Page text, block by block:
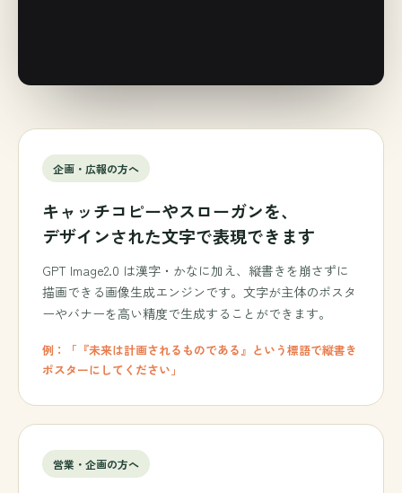
企画・広報の方へ
キャッチコピーやスローガンを、
デザインされた文字で表現できます
GPT Image2.0 は漢字・かなに加え、縦書きを崩さずに
描画できる画像生成エンジンです。文字が主体のポスタ
ーやバナーを高い精度で生成することができます。
例：「『未来は計画されるものである』という標語で縦書き
ポスターにしてください」
営業・企画の方へ